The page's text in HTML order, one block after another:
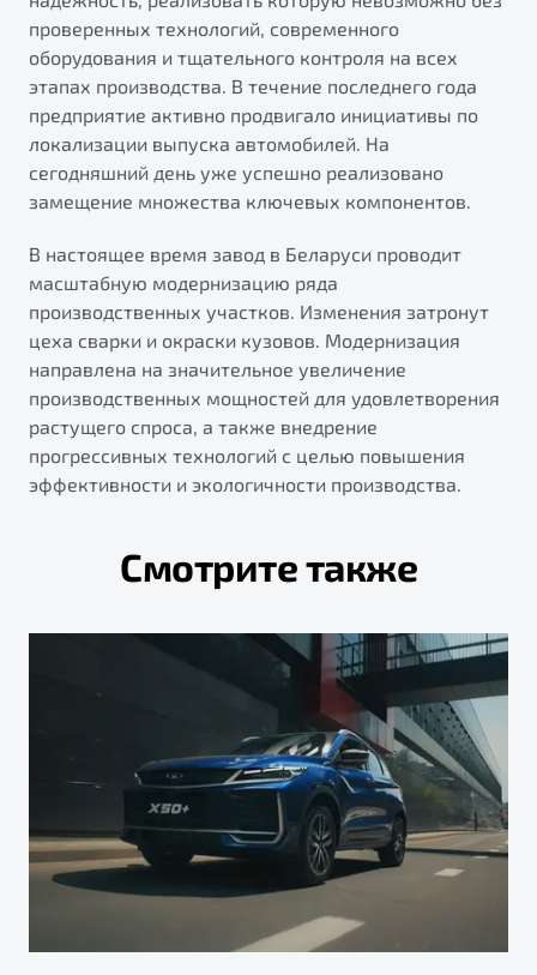
проверенных технологий, современного
оборудования и тщательного контроля на всех
этапах производства. В течение последнего года
предприятие активно продвигало инициативы по
локализации выпуска автомобилей. На
сегодняшний день уже успешно реализовано
замещение множества ключевых компонентов.
В настоящее время завод в Беларуси проводит
масштабную модернизацию ряда
производственных участков. Изменения затронут
цеха сварки и окраски кузовов. Модернизация
направлена на значительное увеличение
производственных мощностей для удовлетворения
растущего спроса, а также внедрение
прогрессивных технологий с целью повышения
эффективности и экологичности производства.
Смотрите также